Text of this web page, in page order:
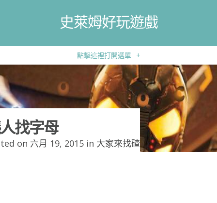
史萊姆好玩遊戲
點擊這裡打開選單 +
找字母
on 六月 19, 2015 in 大家來找碴